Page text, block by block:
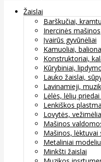
Žaislai
Barškučiai,
Inercinės mašinos
Įvairūs gyvūnėliai
Kamuoliai,
Konstruktoriai,
Kūrybiniai,
Lauko žaislai,
Lavinamieji,
Lėlės, lėlių
Lenkiškos
Lovytės,
Mašinos
Mašinos, lėktuvai
Metaliniai
Minkšti žaislai